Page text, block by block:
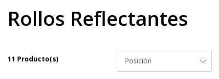
Rollos Reflectantes
11 Producto(s)